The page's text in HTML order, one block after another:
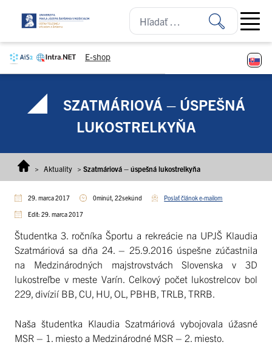
E-shop
Open
SZATMÁRIOVÁ – ÚSPEŠNÁ
LUKOSTRELKYŇA
> Aktuality > Szatmáriová – úspešná lukostrelkyňa
29. marca 2017 0minút, 22sekúnd Poslať článok e-mailom
Edit: 29. marca 2017
Študentka 3. ročníka Športu a rekreácie na UPJŠ Klaudia
Szatmáriová sa dňa 24. – 25.9.2016 úspešne zúčastnila
na Medzinárodných majstrovstvách Slovenska v 3D
lukostreľbe v meste Varín. Celkový počet lukostrelcov bol
229, divízií BB, CU, HU, OL, PBHB, TRLB, TRRB.
Naša študentka Klaudia Szatmáriová vybojovala úžasné
MSR – 1. miesto a Medzinárodné MSR – 2. miesto.